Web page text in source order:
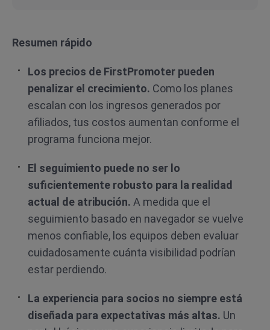
Resumen rápido
Los precios de FirstPromoter pueden
penalizar el crecimiento. Como los planes
escalan con los ingresos generados por
afiliados, tus costos aumentan conforme el
programa funciona mejor.
El seguimiento puede no ser lo
suficientemente robusto para la realidad
actual de atribución. A medida que el
seguimiento basado en navegador se vuelve
menos confiable, los equipos deben evaluar
cuidadosamente cuánta visibilidad podrían
estar perdiendo.
La experiencia para socios no siempre está
diseñada para expectativas más altas. Un